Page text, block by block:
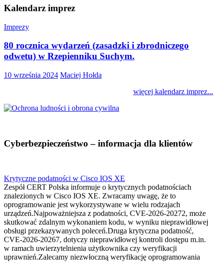
Kalendarz imprez
Imprezy
80 rocznica wydarzeń (zasadzki i zbrodniczego
odwetu) w Rzepienniku Suchym.
10 września 2024 Maciej Hołda
więcej kalendarz imprez...
Cyberbezpieczeństwo – informacja dla klientów
Krytyczne podatności w Cisco IOS XE
Zespół CERT Polska informuje o krytycznych podatnościach
znalezionych w Cisco IOS XE. Zwracamy uwagę, że to
oprogramowanie jest wykorzystywane w wielu rodzajach
urządzeń.Najpoważniejsza z podatności, CVE-2026-20272, może
skutkować zdalnym wykonaniem kodu, w wyniku nieprawidłowej
obsługi przekazywanych poleceń.Druga krytyczna podatność,
CVE-2026-20267, dotyczy nieprawidłowej kontroli dostępu m.in.
w ramach uwierzytelnienia użytkownika czy weryfikacji
uprawnień.Zalecamy niezwłoczną weryfikację oprogramowania